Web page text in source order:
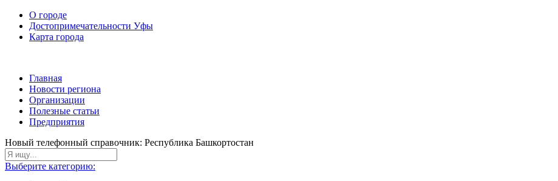
О городе
Достопримечательности Уфы
Карта города
Главная
Новости региона
Организации
Полезные статьи
Предприятия
Новый телефонный справочник: Республика Башкортостан
Выберите категорию: